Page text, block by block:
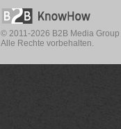
© 2011-2026 B2B Media Group
Alle Rechte vorbehalten.